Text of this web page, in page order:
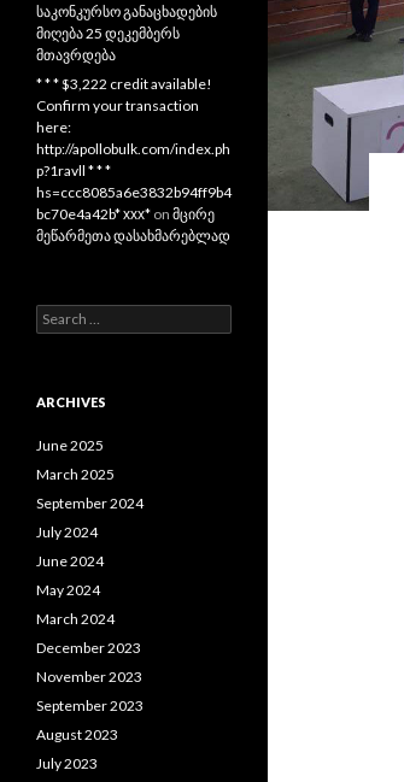
საკონკურსო განაცხადების
მიღება 25 დეკემბერს
მთავრდება
* * * $3,222 credit available!
Confirm your transaction
here:
http://apollobulk.com/index.ph
p?1ravll * * *
hs=ccc8085a6e3832b94ff9b4
bc70e4a42b* ххх* on მცირე
მეწარმეთა დასახმარებლად
e
c
f
o
:
ARCHIVES
June 2025
March 2025
September 2024
July 2024
June 2024
May 2024
March 2024
December 2023
November 2023
September 2023
August 2023
July 2023